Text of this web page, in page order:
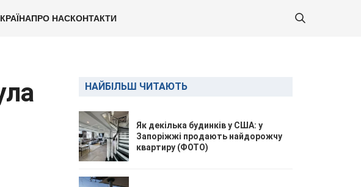
ПРО НАСКОНТАКТИ
НАЙБІЛЬШ ЧИТАЮТЬ
Як декілька будинків у США: у
Запоріжжі продають найдорожчу
квартиру (ФОТО)